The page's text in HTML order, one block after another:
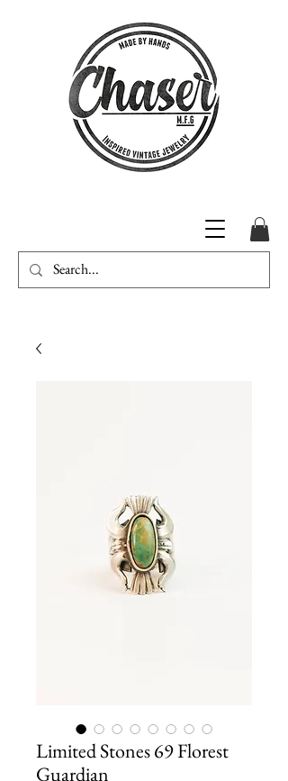
Limited Stones 69 Florest
Guardian